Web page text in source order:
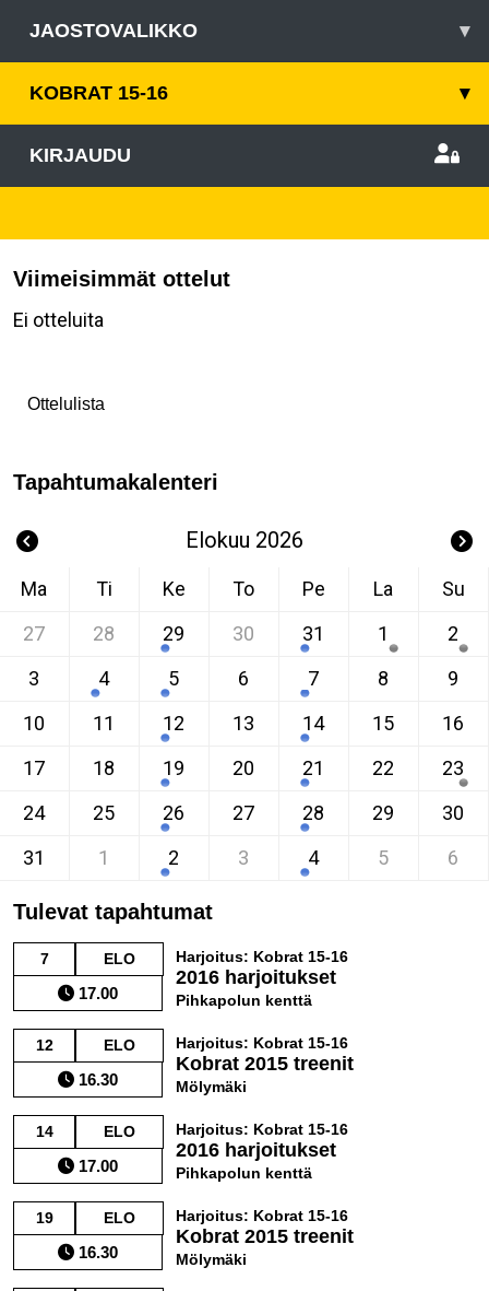
JAOSTOVALIKKO ▾
KOBRAT 15-16 ▾
KIRJAUDU
Viimeisimmät ottelut
Ei otteluita
Ottelulista
Tapahtumakalenteri
Elokuu 2026
Ma Ti Ke To Pe La
Su
27
28 29 30 31 1
2
3
4 5 6 7 8
9
10
11 12 13 14 15
16
17
18 19 20 21 22
23
24
25 26 27 28 29
30
31
1 2 3 4 5 6
Tulevat tapahtumat
7 ELO
17.00
Harjoitus: Kobrat 15-16
2016 harjoitukset
Pihkapolun kenttä
12 ELO
16.30
Harjoitus: Kobrat 15-16
Kobrat 2015 treenit
Mölymäki
14 ELO
17.00
Harjoitus: Kobrat 15-16
2016 harjoitukset
Pihkapolun kenttä
19 ELO
16.30
Harjoitus: Kobrat 15-16
Kobrat 2015 treenit
Mölymäki